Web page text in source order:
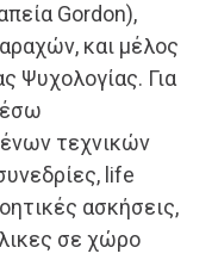
Gordon),
και μέλος
Ψυχολογίας. Για
τεχνικών
life
ασκήσεις,
σε χώρο